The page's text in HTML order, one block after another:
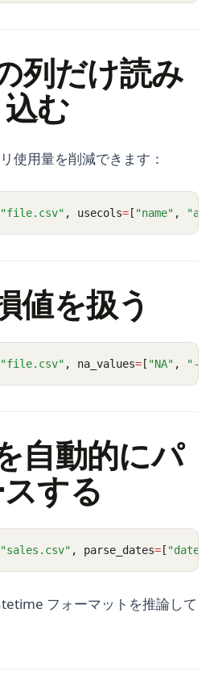
列だけ読み
込む
使用量を削減できます：
"file.csv" , usecols= [ "name" , "age"
値を扱う
"file.csv" , na_values= [ "NA" , "-"
自動的にパ
する
"sales.csv" , parse_dates= [ "date"
フォーマットを推論して